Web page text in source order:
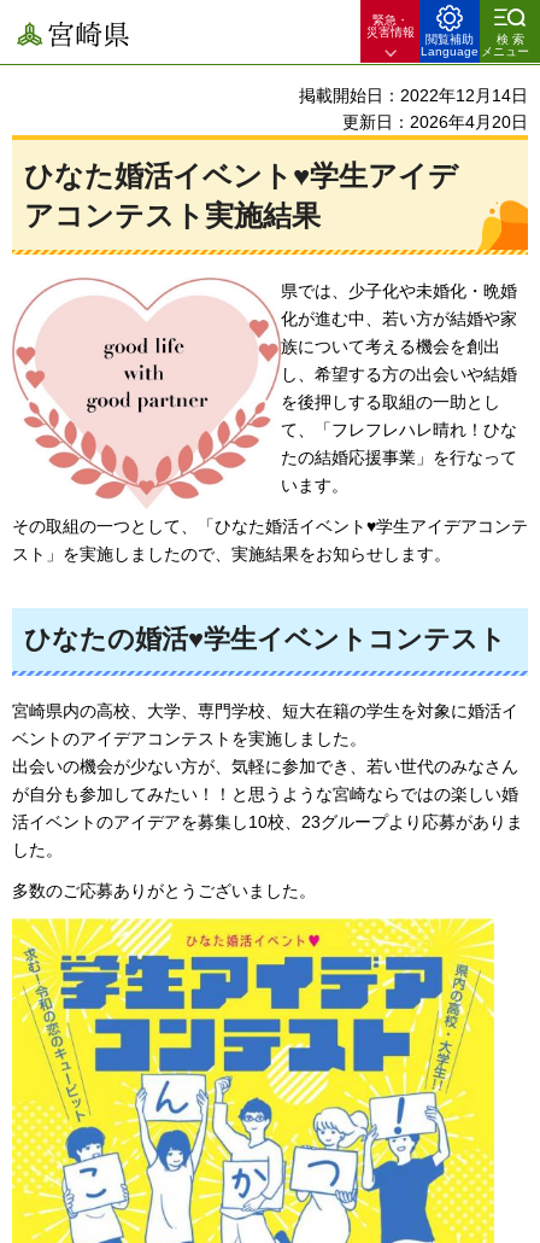
宮崎県
緊急・
災害情報
閲覧補助
Language
検索
メニュー
掲載開始日：2022年12月14日
更新日：2026年4月20日
ひなた婚活イベント♥学生アイデ
アコンテスト実施結果
県では、少子化や未婚化・晩婚
化が進む中、若い方が結婚や家
族について考える機会を創出
し、希望する方の出会いや結婚
を後押しする取組の一助とし
て、「フレフレハレ晴れ！ひな
たの結婚応援事業」を行なって
います。
その取組の一つとして、「ひなた婚活イベント♥学生アイデアコンテ
スト」を実施しましたので、実施結果をお知らせします。
ひなたの婚活♥学生イベントコンテスト
宮崎県内の高校、大学、専門学校、短大在籍の学生を対象に婚活イ
ベントのアイデアコンテストを実施しました。
出会いの機会が少ない方が、気軽に参加でき、若い世代のみなさん
が自分も参加してみたい！！と思うような宮崎ならではの楽しい婚
活イベントのアイデアを募集し10校、23グループより応募がありま
した。
多数のご応募ありがとうございました。